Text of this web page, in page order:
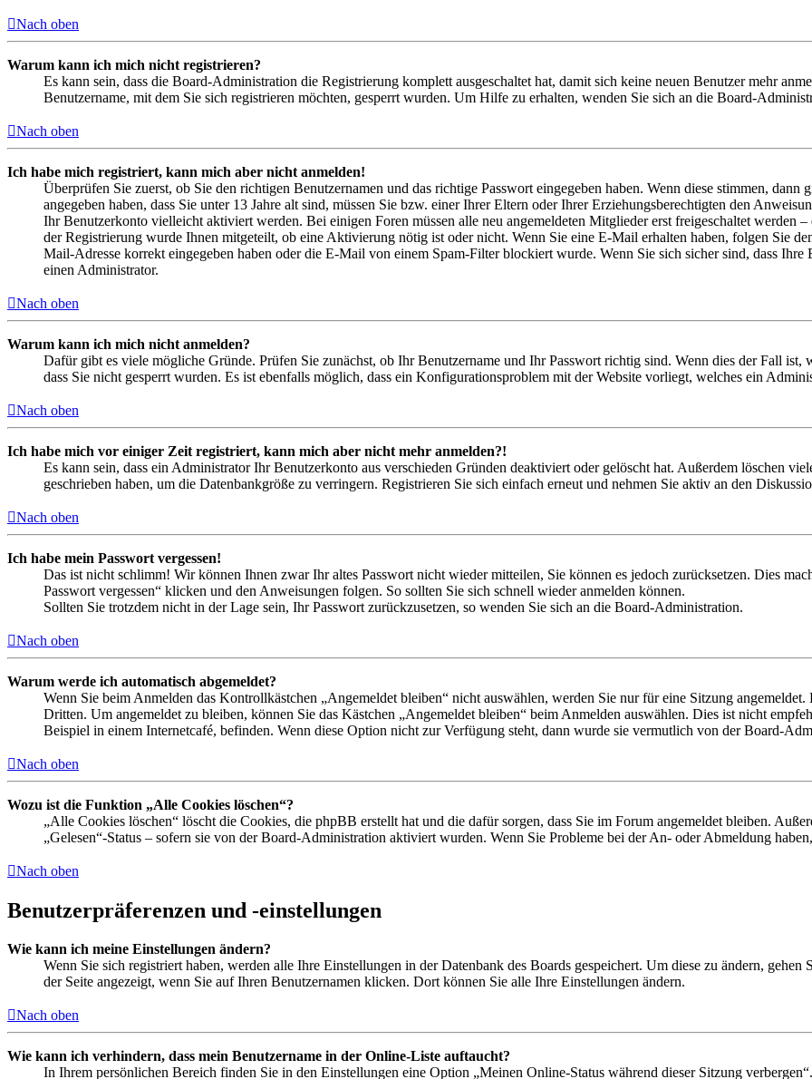
Nach oben
Warum kann ich mich nicht registrieren?
Es kann sein, dass die Board-Administration die Registrierung komplett ausgeschaltet hat, damit sich keine neuen Benutzer mehr
Benutzername, mit dem Sie sich registrieren möchten, gesperrt wurden. Um Hilfe zu erhalten, wenden Sie sich an die Board-
Nach oben
Ich habe mich registriert, kann mich aber nicht anmelden!
Überprüfen Sie zuerst, ob Sie den richtigen Benutzernamen und das richtige Passwort eingegeben haben. Wenn diese stimmen, dann
angegeben haben, dass Sie unter 13 Jahre alt sind, müssen Sie bzw. einer Ihrer Eltern oder Ihrer Erziehungsberechtigten den
Ihr Benutzerkonto vielleicht aktiviert werden. Bei einigen Foren müssen alle neu angemeldeten Mitglieder erst freigeschaltet werden
der Registrierung wurde Ihnen mitgeteilt, ob eine Aktivierung nötig ist oder nicht. Wenn Sie eine E-Mail erhalten haben, folgen Sie
Mail-Adresse korrekt eingegeben haben oder die E-Mail von einem Spam-Filter blockiert wurde. Wenn Sie sich sicher sind, dass
einen Administrator.
Nach oben
Warum kann ich mich nicht anmelden?
Dafür gibt es viele mögliche Gründe. Prüfen Sie zunächst, ob Ihr Benutzername und Ihr Passwort richtig sind. Wenn dies der Fall ist,
dass Sie nicht gesperrt wurden. Es ist ebenfalls möglich, dass ein Konfigurationsproblem mit der Website vorliegt, welches ein
Nach oben
Ich habe mich vor einiger Zeit registriert, kann mich aber nicht mehr anmelden?!
Es kann sein, dass ein Administrator Ihr Benutzerkonto aus verschieden Gründen deaktiviert oder gelöscht hat. Außerdem löschen
geschrieben haben, um die Datenbankgröße zu verringern. Registrieren Sie sich einfach erneut und nehmen Sie aktiv an den
Nach oben
Ich habe mein Passwort vergessen!
Das ist nicht schlimm! Wir können Ihnen zwar Ihr altes Passwort nicht wieder mitteilen, Sie können es jedoch zurücksetzen. Dies
Passwort vergessen“ klicken und den Anweisungen folgen. So sollten Sie sich schnell wieder anmelden können.
Sollten Sie trotzdem nicht in der Lage sein, Ihr Passwort zurückzusetzen, so wenden Sie sich an die Board-Administration.
Nach oben
Warum werde ich automatisch abgemeldet?
Wenn Sie beim Anmelden das Kontrollkästchen „Angemeldet bleiben“ nicht auswählen, werden Sie nur für eine Sitzung
Dritten. Um angemeldet zu bleiben, können Sie das Kästchen „Angemeldet bleiben“ beim Anmelden auswählen. Dies ist nicht
Beispiel in einem Internetcafé, befinden. Wenn diese Option nicht zur Verfügung steht, dann wurde sie vermutlich von der Board-
Nach oben
Wozu ist die Funktion „Alle Cookies löschen“?
„Alle Cookies löschen“ löscht die Cookies, die phpBB erstellt hat und die dafür sorgen, dass Sie im Forum angemeldet bleiben.
„Gelesen“-Status – sofern sie von der Board-Administration aktiviert wurden. Wenn Sie Probleme bei der An- oder Abmeldung
Nach oben
Benutzerpräferenzen und -einstellungen
Wie kann ich meine Einstellungen ändern?
Wenn Sie sich registriert haben, werden alle Ihre Einstellungen in der Datenbank des Boards gespeichert. Um diese zu ändern,
der Seite angezeigt, wenn Sie auf Ihren Benutzernamen klicken. Dort können Sie alle Ihre Einstellungen ändern.
Nach oben
Wie kann ich verhindern, dass mein Benutzername in der Online-Liste auftaucht?
In Ihrem persönlichen Bereich finden Sie in den Einstellungen eine Option „Meinen Online-Status während dieser Sitzung